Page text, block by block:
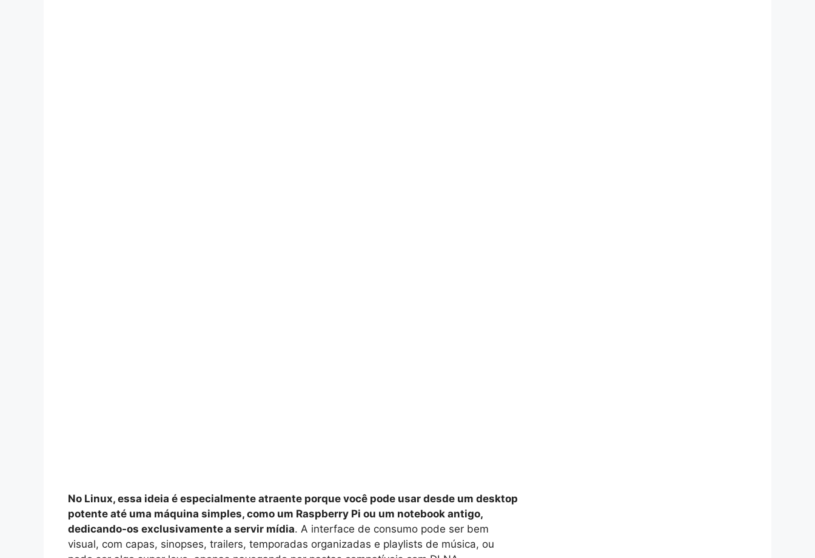
No Linux, essa ideia é especialmente atraente porque você pode usar desde um desktop
potente até uma máquina simples, como um Raspberry Pi ou um notebook antigo,
dedicando-os exclusivamente a servir mídia. A interface de consumo pode ser bem
visual, com capas, sinopses, trailers, temporadas organizadas e playlists de música, ou